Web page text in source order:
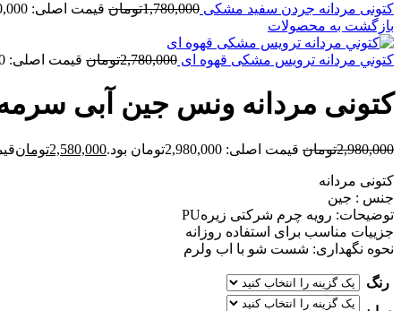
کتونی مردانه جردن سفيد مشکی 1,780,000تومان قیمت اصلی: 1,780,000تومان بود.
بازگشت به محصولات
کتوني مردانه ترويس مشکی قهوه ای 2,780,000تومان قیمت اصلی: 2,780,000تومان بود.
کتونی مردانه ونس جين آبی
2,980,000تومان قیمت اصلی: 2,980,000تومان بود. 2,580,000تومان
کتونی مردانه
جنس : جین
توضیحات: رویه چرم شرکتی زیرهPU
جزییات مناسب برای استفاده روزانه
نحوه نگهداری: شست شو با اب ولرم
رنگ